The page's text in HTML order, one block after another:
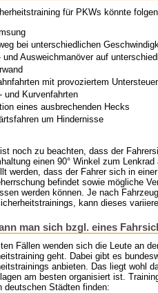
für PKWs könnte
bei unterschiedlichen
und Ausweichmanöver auf
mit provoziertem
und Kurvenfahrten
eines ausbrechenden Hecks
um Hindernisse
noch zu beachten, dass der
einen 90° Winkel zum
werden, dass der Fahrer sich in
befindet sowie mögliche
werden können. Je nach
kann dieses
man sich bzgl. eines
Fällen wenden sich die Leute an
geht. Dabei gibt es
anbieten. Das liegt wohl
am besten organisiert ist.
deutschen Städten finden: